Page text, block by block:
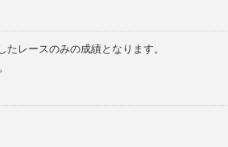
レースのみの成績となります。